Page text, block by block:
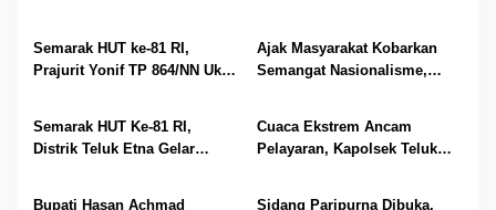
s
i
o
s
Semarak HUT ke-81 RI,
Prajurit Yonif TP 864/NN Ukir
Ajak Masyarakat Kobarkan
Semangat Nasionalisme,
Hut RI
Semarak HUT Ke-81 RI,
Distrik Teluk Etna Gelar
Cuaca Ekstrem Ancam
Pelayaran, Kapolsek Teluk
Bupati Hasan Achmad
Sidang Paripurna Dibuka,